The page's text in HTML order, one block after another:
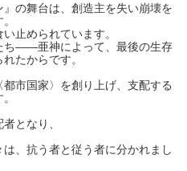
』の舞台は、創造主を失い崩壊を
止められています。
ち――亜神によって、最後の生存
たからです。
市国家〉を創り上げ、支配する
となり、
、抗う者と従う者に分かれまし